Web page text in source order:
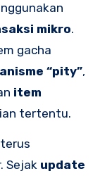
mikro.
gacha
“pity”,
item
tertentu.
Sejak update